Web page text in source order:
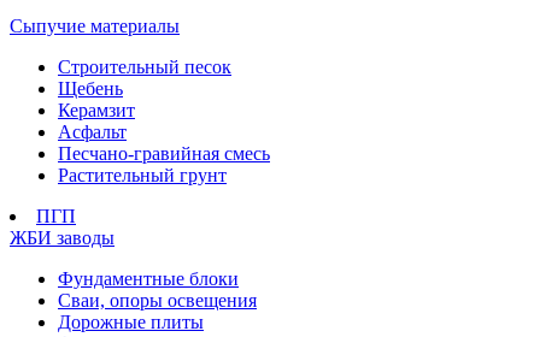
Сыпучие материалы
Строительный песок
Щебень
Керамзит
Асфальт
Песчано-гравийная смесь
Растительный грунт
ПГП
ЖБИ заводы
Фундаментные блоки
Сваи, опоры освещения
Дорожные плиты